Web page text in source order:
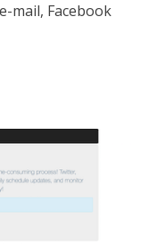
mail, Facebook